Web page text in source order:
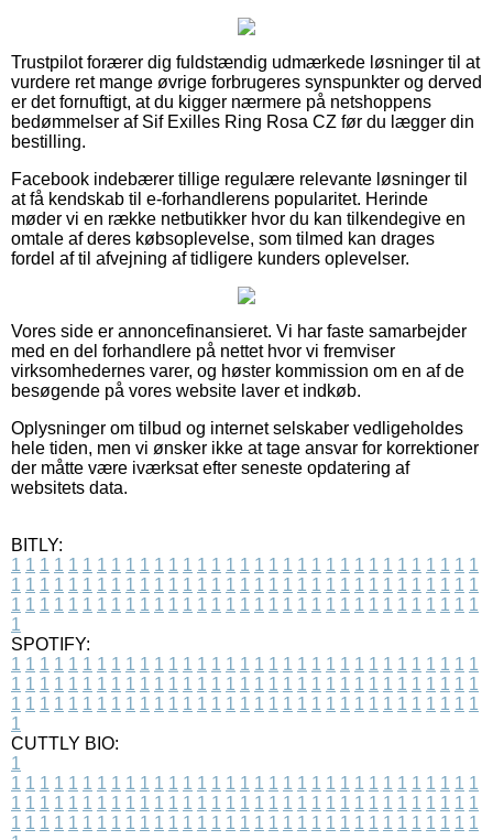
Trustpilot forærer dig fuldstændig udmærkede løsninger til at
vurdere ret mange øvrige forbrugeres synspunkter og derved
er det fornuftigt, at du kigger nærmere på netshoppens
bedømmelser af Sif Exilles Ring Rosa CZ før du lægger din
bestilling.
Facebook indebærer tillige regulære relevante løsninger til
at få kendskab til e-forhandlerens popularitet. Herinde
møder vi en række netbutikker hvor du kan tilkendegive en
omtale af deres købsoplevelse, som tilmed kan drages
fordel af til afvejning af tidligere kunders oplevelser.
Vores side er annoncefinansieret. Vi har faste samarbejder
med en del forhandlere på nettet hvor vi fremviser
virksomhedernes varer, og høster kommission om en af de
besøgende på vores website laver et indkøb.
Oplysninger om tilbud og internet selskaber vedligeholdes
hele tiden, men vi ønsker ikke at tage ansvar for korrektioner
der måtte være iværksat efter seneste opdatering af
websitets data.
BITLY:
1 1 1 1 1 1 1 1 1 1 1 1 1 1 1 1 1 1 1 1 1 1 1 1 1 1 1 1 1 1 1 1 1
1 1 1 1 1 1 1 1 1 1 1 1 1 1 1 1 1 1 1 1 1 1 1 1 1 1 1 1 1 1 1 1 1
1 1 1 1 1 1 1 1 1 1 1 1 1 1 1 1 1 1 1 1 1 1 1 1 1 1 1 1 1 1 1 1 1
1
SPOTIFY:
1 1 1 1 1 1 1 1 1 1 1 1 1 1 1 1 1 1 1 1 1 1 1 1 1 1 1 1 1 1 1 1 1
1 1 1 1 1 1 1 1 1 1 1 1 1 1 1 1 1 1 1 1 1 1 1 1 1 1 1 1 1 1 1 1 1
1 1 1 1 1 1 1 1 1 1 1 1 1 1 1 1 1 1 1 1 1 1 1 1 1 1 1 1 1 1 1 1 1
1
CUTTLY BIO:
1
1 1 1 1 1 1 1 1 1 1 1 1 1 1 1 1 1 1 1 1 1 1 1 1 1 1 1 1 1 1 1 1 1
1 1 1 1 1 1 1 1 1 1 1 1 1 1 1 1 1 1 1 1 1 1 1 1 1 1 1 1 1 1 1 1 1
1 1 1 1 1 1 1 1 1 1 1 1 1 1 1 1 1 1 1 1 1 1 1 1 1 1 1 1 1 1 1 1 1